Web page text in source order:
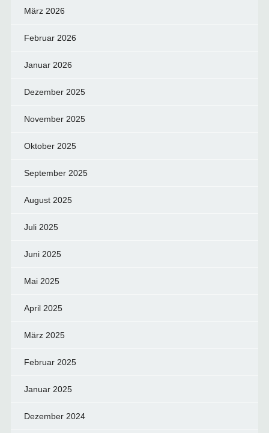
März 2026
Februar 2026
Januar 2026
Dezember 2025
November 2025
Oktober 2025
September 2025
August 2025
Juli 2025
Juni 2025
Mai 2025
April 2025
März 2025
Februar 2025
Januar 2025
Dezember 2024